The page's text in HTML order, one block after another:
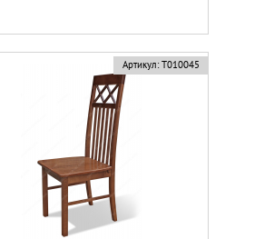
Артикул: Т010045